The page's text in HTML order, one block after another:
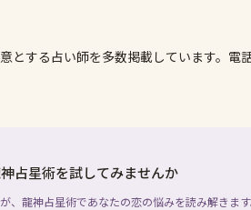
とする占い師を多数掲載しています。
占星術を試してみませんか
、龍神占星術であなたの恋の悩みを読み解きます